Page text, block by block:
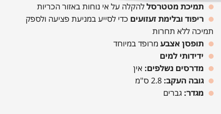
תמיכת מטטרסללהקלה על אי נוחות באזור הכריות
ריפוד ובלימת זעזועים כדי לסייע במניעת פציעה ולספק
תמיכה ללא תחרות
תופסן אצבע מרופד במיוחד
ידידותי למים
מדרסים נשלפים: אין
גובה העקב:
מגדר: גברים